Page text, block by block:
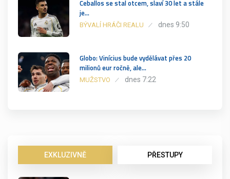
Ceballos se stal otcem, slaví 30 let a stále
je…
BÝVALÍ HRÁČI REALU dnes 9:50
Globo: Vinícius bude vydělávat přes 20
milionů eur ročně, ale…
MUŽSTVO dnes 7:22
EXKLUZIVNĚ PŘESTUPY